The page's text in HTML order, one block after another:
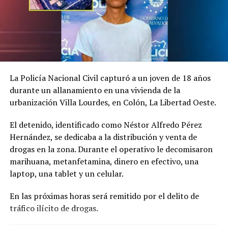
Me gusta esto:
Relacionado
pandilleros que pasarán en
prisión hasta 274 años
condenados a 100 años de
La Policía Nacional Civil capturó a un joven de 18 años
durante un allanamiento en una vivienda de la
urbanización Villa Lourdes, en Colón, La Libertad Oeste.
El detenido, identificado como Néstor Alfredo Pérez
Hernández, se dedicaba a la distribución y venta de
drogas en la zona. Durante el operativo le decomisaron
marihuana, metanfetamina, dinero en efectivo, una
laptop, una tablet y un celular.
En las próximas horas será remitido por el delito de
tráfico ilícito de drogas.